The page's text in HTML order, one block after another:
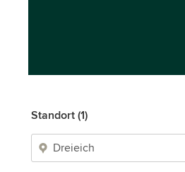
Standort (1)